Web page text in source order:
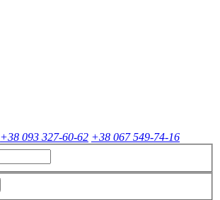
+38 093 327-60-62 +38 067 549-74-16